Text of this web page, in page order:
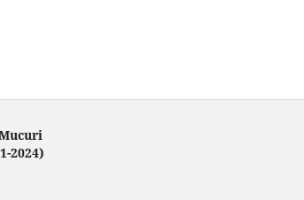
2024)